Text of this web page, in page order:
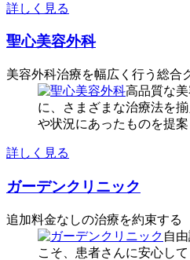
詳しく見る
聖心美容外科
美容外科治療を幅広く行う総合
高品質な
に、さまざまな治療法を
や状況にあったものを提案
詳しく見る
ガーデンクリニック
追加料金なしの治療を約束する
自
こそ、患者さんに安心し